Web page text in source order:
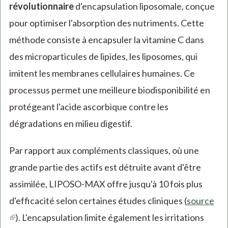
révolutionnaired'encapsulation liposomale, conçue
pour optimiser l'absorption des nutriments. Cette
méthode consiste à encapsuler la vitamine C dans
des microparticules de lipides, les liposomes, qui
imitent les membranes cellulaires humaines. Ce
processus permet une meilleure biodisponibilité en
protégeant l'acide ascorbique contre les
dégradations en milieu digestif.
Par rapport aux compléments classiques, où une
grande partie des actifs est détruite avant d'être
assimilée, LIPOSO-MAX offre jusqu'à 10 fois plus
d'efficacité selon certaines études cliniques (source
(link
). L'encapsulation limite également les irritations